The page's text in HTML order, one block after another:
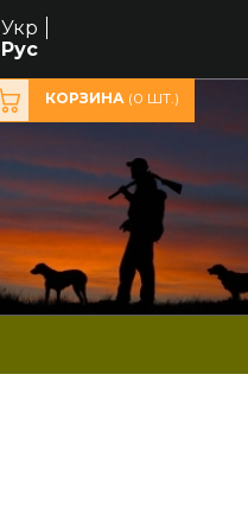
Укр
Рус
КОРЗИНА (0 ШТ.)